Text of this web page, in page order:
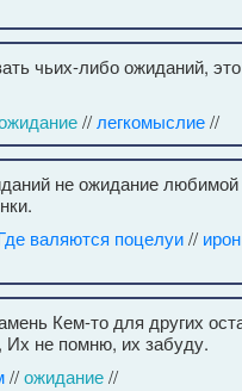
чьих-либо ожиданий,
// легкомыслие//
не ожидание любимой
валяются поцелуи//
Кем-то для других
Их не помню, их забуду.
//ожидание//